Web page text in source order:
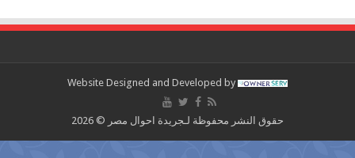
Website Designed and Developed by
حقوق النشر محفوظة لـجريدة احوال مصر © 2026